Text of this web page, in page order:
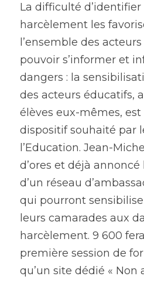
La difficulté d’identifier
harcèlement les
l’ensemble des
pouvoir s’informer et
dangers : la
des acteurs éducatifs,
élèves eux-mêmes,
dispositif souhaité par
l’Education. Jean-
d’ores et déjà
d’un réseau
qui pourront
leurs camarades aux
harcèlement. 9 600
première session de
qu’un site dédié « Non